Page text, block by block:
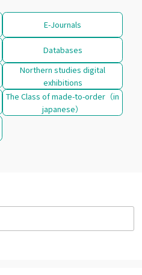
E-Journals
Databases
Northern studies digital
exhibitions
The Class of made-to-order（in
japanese）